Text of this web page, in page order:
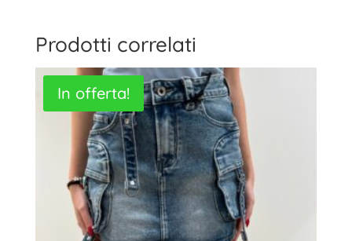
Prodotti correlati
In offerta!